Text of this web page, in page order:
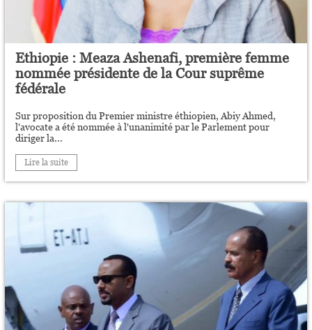
Ethiopie : Meaza Ashenafi, première femme
nommée présidente de la Cour suprême
fédérale
Sur proposition du Premier ministre éthiopien, Abiy Ahmed,
l'avocate a été nommée à l'unanimité par le Parlement pour
diriger la...
Lire la suite